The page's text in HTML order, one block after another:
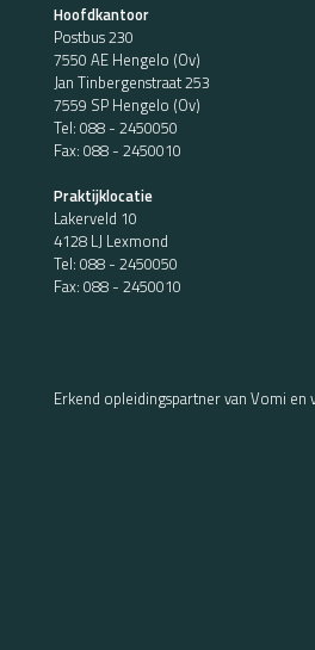
Hoofdkantoor
Postbus 230
7550 AE Hengelo (Ov)
Jan Tinbergenstraat 253
7559 SP Hengelo (Ov)
Tel: 088 - 2450050
Fax: 088 - 2450010
Praktijklocatie
Lakerveld 10
4128 LJ Lexmond
Tel: 088 - 2450050
Fax: 088 - 2450010
Erkend opleidingspartner van Vomi en